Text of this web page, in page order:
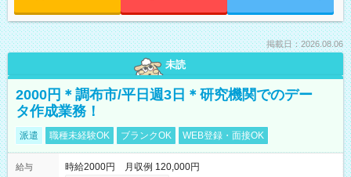
掲載日：2026.08.06
未読
2000円＊調布市/平日週3日＊研究機関でのデー
タ作成業務！
派遣 職種未経験OK ブランクOK WEB登録・面接OK
給与
時給2000円 月収例 120,000円